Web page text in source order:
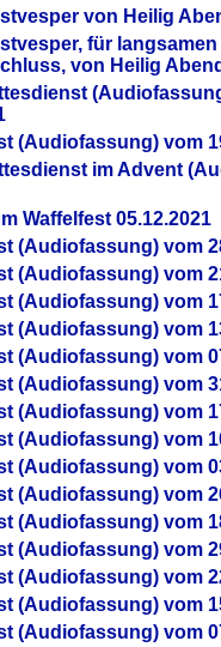
von Heilig
für langsamen
von Heilig
(Audiofassung) vom
im Advent
Waffelfest 05.12.2021
(Audiofassung) vom
(Audiofassung) vom
(Audiofassung) vom
(Audiofassung) vom
(Audiofassung) vom
(Audiofassung) vom
(Audiofassung) vom
(Audiofassung) vom
(Audiofassung) vom
(Audiofassung) vom
(Audiofassung) vom
(Audiofassung) vom
(Audiofassung) vom
(Audiofassung) vom
(Audiofassung) vom